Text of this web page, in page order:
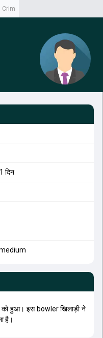
CrimeTak
दिन
हुआ। इस bowler खिलाड़ी ने
है।